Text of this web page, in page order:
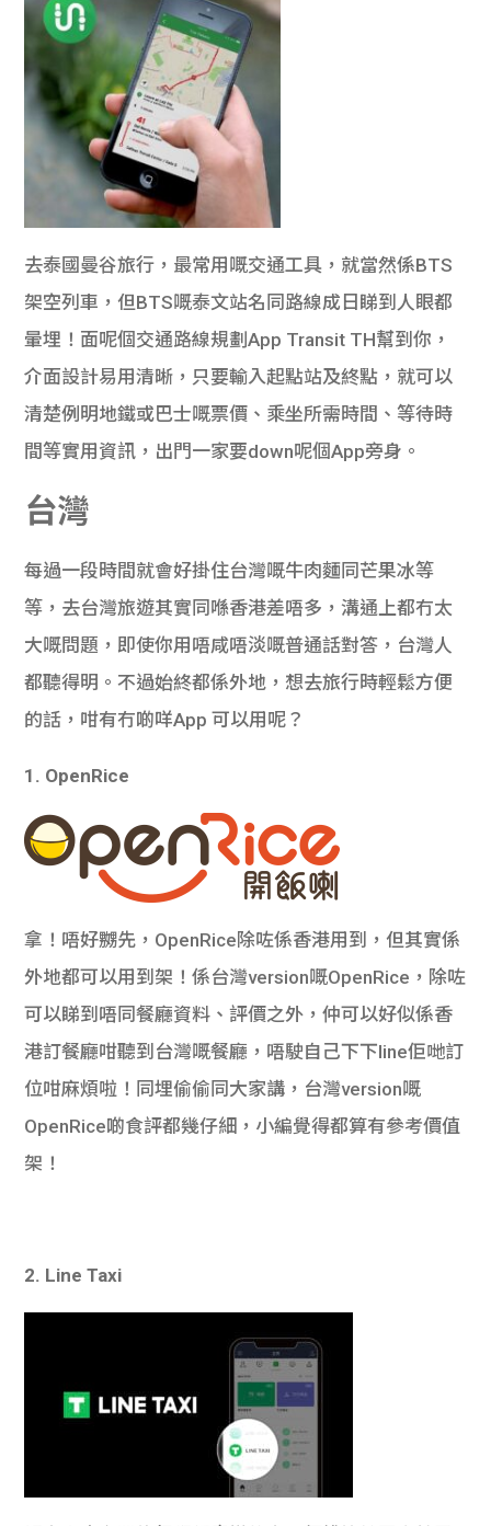
去泰國曼谷旅行，最常用嘅交通工具，就當然係BTS
架空列車，但BTS嘅泰文站名同路線成日睇到人眼都
暈埋！面呢個交通路線規劃App Transit TH幫到你，
介面設計易用清晰，只要輸入起點站及終點，就可以
清楚例明地鐵或巴士嘅票價、乘坐所需時間、等待時
間等實用資訊，出門一家要down呢個App旁身。
台灣
每過一段時間就會好掛住台灣嘅牛肉麵同芒果冰等
等，去台灣旅遊其實同喺香港差唔多，溝通上都冇太
大嘅問題，即使你用唔咸唔淡嘅普通話對答，台灣人
都聽得明。不過始終都係外地，想去旅行時輕鬆方便
的話，咁有冇啲咩App 可以用呢？
1. OpenRice
拿！唔好嬲先，OpenRice除咗係香港用到，但其實係
外地都可以用到架！係台灣version嘅OpenRice，除咗
可以睇到唔同餐廳資料、評價之外，仲可以好似係香
港訂餐廳咁聽到台灣嘅餐廳，唔駛自己下下line佢哋訂
位咁麻煩啦！同埋偷偷同大家講，台灣version嘅
OpenRice啲食評都幾仔細，小編覺得都算有參考價值
架！
2. Line Taxi